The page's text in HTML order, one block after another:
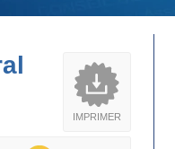
IMPRIMER